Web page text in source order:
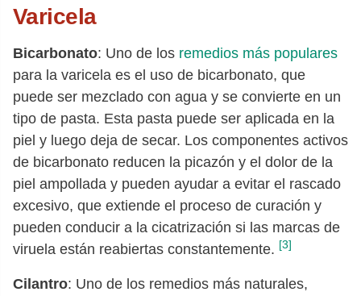
Varicela
Bicarbonato: Uno de los remedios más populares
para la varicela es el uso de bicarbonato, que
puede ser mezclado con agua y se convierte en un
tipo de pasta. Esta pasta puede ser aplicada en la
piel y luego deja de secar. Los componentes activos
de bicarbonato reducen la picazón y el dolor de la
piel ampollada y pueden ayudar a evitar el rascado
excesivo, que extiende el proceso de curación y
pueden conducir a la cicatrización si las marcas de
viruela están reabiertas constantemente. [3]
Cilantro: Uno de los remedios más naturales,